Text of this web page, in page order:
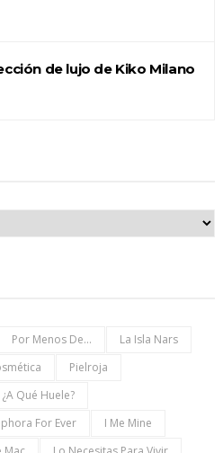
de lujo de Kiko Milano
Por Menos De...
La Isla Nars
Pielroja
¿a Qué Huele?
For Ever
I Me Mine